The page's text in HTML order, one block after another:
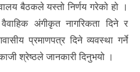
बैठकले यस्तो निर्णय गरेको हो ।
अंगीकृत नागरिकता दिने र
प्रमाणपत्र दिने व्यवस्था गर्ने
श्रेष्ठले जानकारी दिनुभयो ।